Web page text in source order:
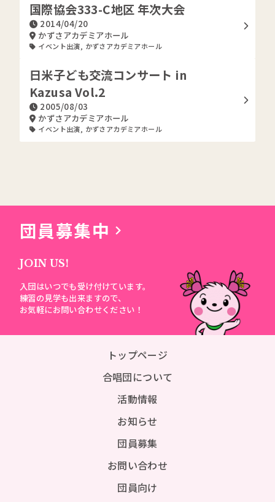
国際協会333-C地区 年次大会
2014/04/20
かずさアカデミアホール
イベント出演 かずさアカデミアホール
日米子ども交流コンサート in
Kazusa Vol.2
2005/08/03
かずさアカデミアホール
イベント出演 かずさアカデミアホール
団員募集中
JOIN US!
入団はいつでも受け付けています。
練習の見学も出来ますので、
お気軽にお問い合わせください！
トップページ
合唱団について
活動情報
お知らせ
団員募集
お問い合わせ
団員向け